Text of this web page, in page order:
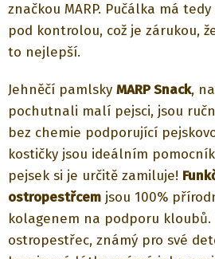
značkou MARP. Pučálka má
pod kontrolou, což je zárukou,
to nejlepší.
Jehněčí pamlsky MARP Snack,
pochutnali malí pejsci, jsou
bez chemie podporující
kostičky jsou ideálním
pejsek si je určitě zamiluje!
ostropestřcem jsou 100%
kolagenem na podporu kloubů.
ostropestřec, známý pro své